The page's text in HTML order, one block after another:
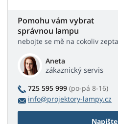
Pomohu vám vybrat
správnou lampu
nebojte se mě na cokoliv
Aneta
zákaznický servis
725 595 999 (po-pá 8-16)
info@projektory-lampy.cz